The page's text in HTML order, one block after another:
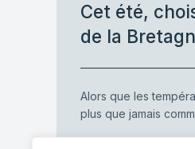
Cet été,
de la
Alors que les
plus que jamais